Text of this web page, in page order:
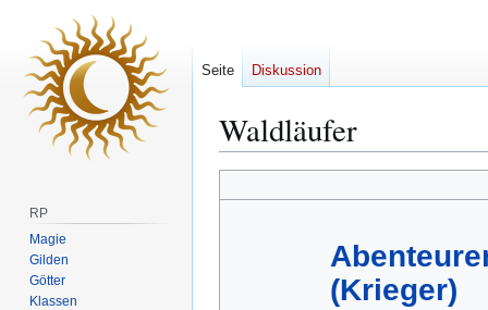
Waldläufer
Navigation
Suche
(Krieger)
Seite Diskussion
RP
Magie
Gilden
Götter
Klassen